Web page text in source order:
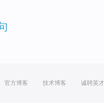
官方博客 技术博客 诚聘英才